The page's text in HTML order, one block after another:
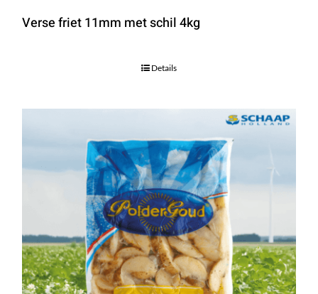
Verse friet 11mm met schil 4kg
Details